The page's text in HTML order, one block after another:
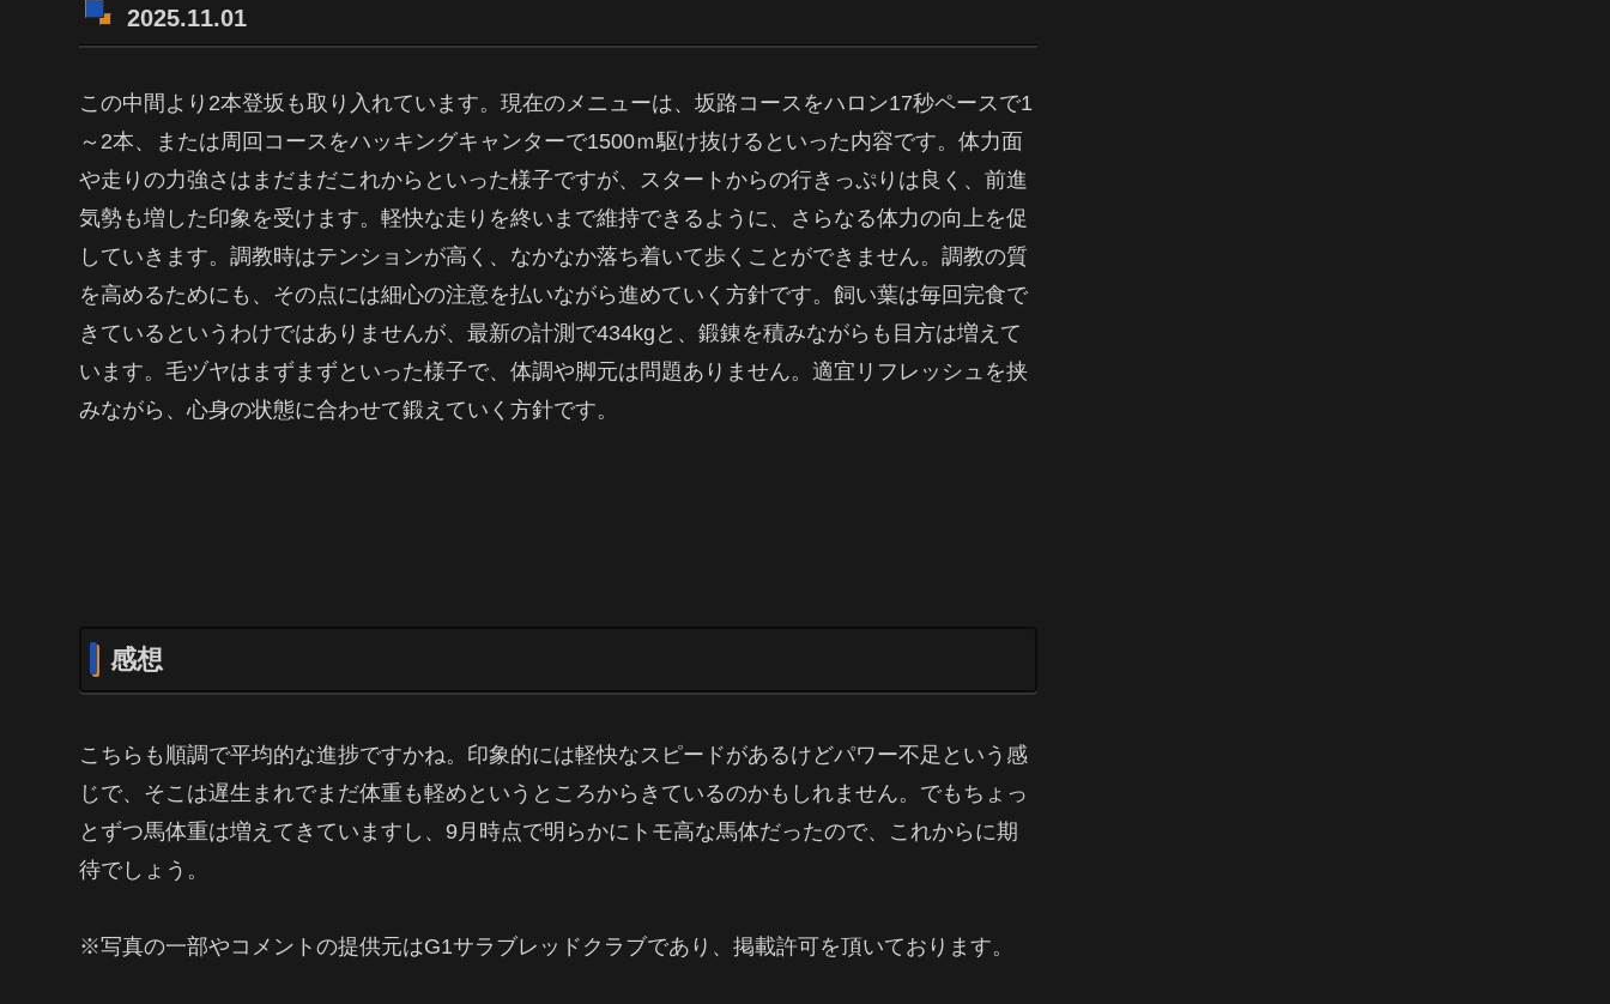
2025.11.01
この中間より2本登坂も取り入れています。現在のメニューは、坂路コースをハロン17秒ペースで1
～2本、または周回コースをハッキングキャンターで1500ｍ駆け抜けるといった内容です。体力面
や走りの力強さはまだまだこれからといった様子ですが、スタートからの行きっぷりは良く、前進
気勢も増した印象を受けます。軽快な走りを終いまで維持できるように、さらなる体力の向上を促
していきます。調教時はテンションが高く、なかなか落ち着いて歩くことができません。調教の質
を高めるためにも、その点には細心の注意を払いながら進めていく方針です。飼い葉は毎回完食で
きているというわけではありませんが、最新の計測で434kgと、鍛錬を積みながらも目方は増えて
います。毛ヅヤはまずまずといった様子で、体調や脚元は問題ありません。適宜リフレッシュを挟
みながら、心身の状態に合わせて鍛えていく方針です。
感想
こちらも順調で平均的な進捗ですかね。印象的には軽快なスピードがあるけどパワー不足という感
じで、そこは遅生まれでまだ体重も軽めというところからきているのかもしれません。でもちょっ
とずつ馬体重は増えてきていますし、9月時点で明らかにトモ高な馬体だったので、これからに期
待でしょう。
※写真の一部やコメントの提供元はG1サラブレッドクラブであり、掲載許可を頂いております。